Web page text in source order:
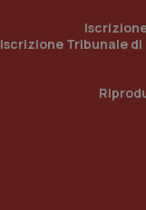
Iscrizione Tribunale di